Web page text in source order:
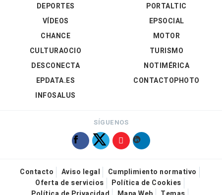
DEPORTES
VÍDEOS
PORTALTIC
EPSOCIAL
CHANCE
CULTURAOCIO
DESCONECTA
EPDATA.ES
INFOSALUS
MOTOR
TURISMO
NOTIMÉRICA
CONTACTOPHOTO
SÍGUENOS
Contacto Aviso legal
Cumplimiento normativo
Oferta de servicios
Política de Cookies